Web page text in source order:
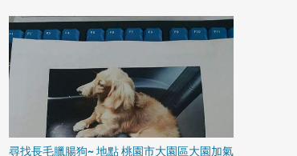
尋找長毛臘腸狗~ 地點 桃園市大園區大園加氣